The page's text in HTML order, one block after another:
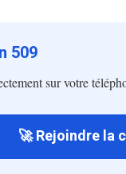
509
sur votre
🚀 Rejoindre la